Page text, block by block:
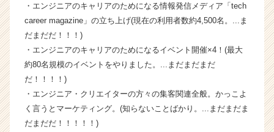
e
r
a
e
r）
・エンジニアのキャリアのためになる情報発信メディア「tech
career magazine」の立ち上げ(現在の利用者数約4,500名。...ま
だまだだ！！！)
・エンジニアのキャリアのためになるイベント開催×4！(最大
約80名規模のイベントをやりました。...まだまだまだ
だ！！！！)
・エンジニア・クリエイターの方々の集客関連全般。かっこよ
く言うとマーケティング。(知らないことばかり。...まだまだま
だまだだ！！！！！)